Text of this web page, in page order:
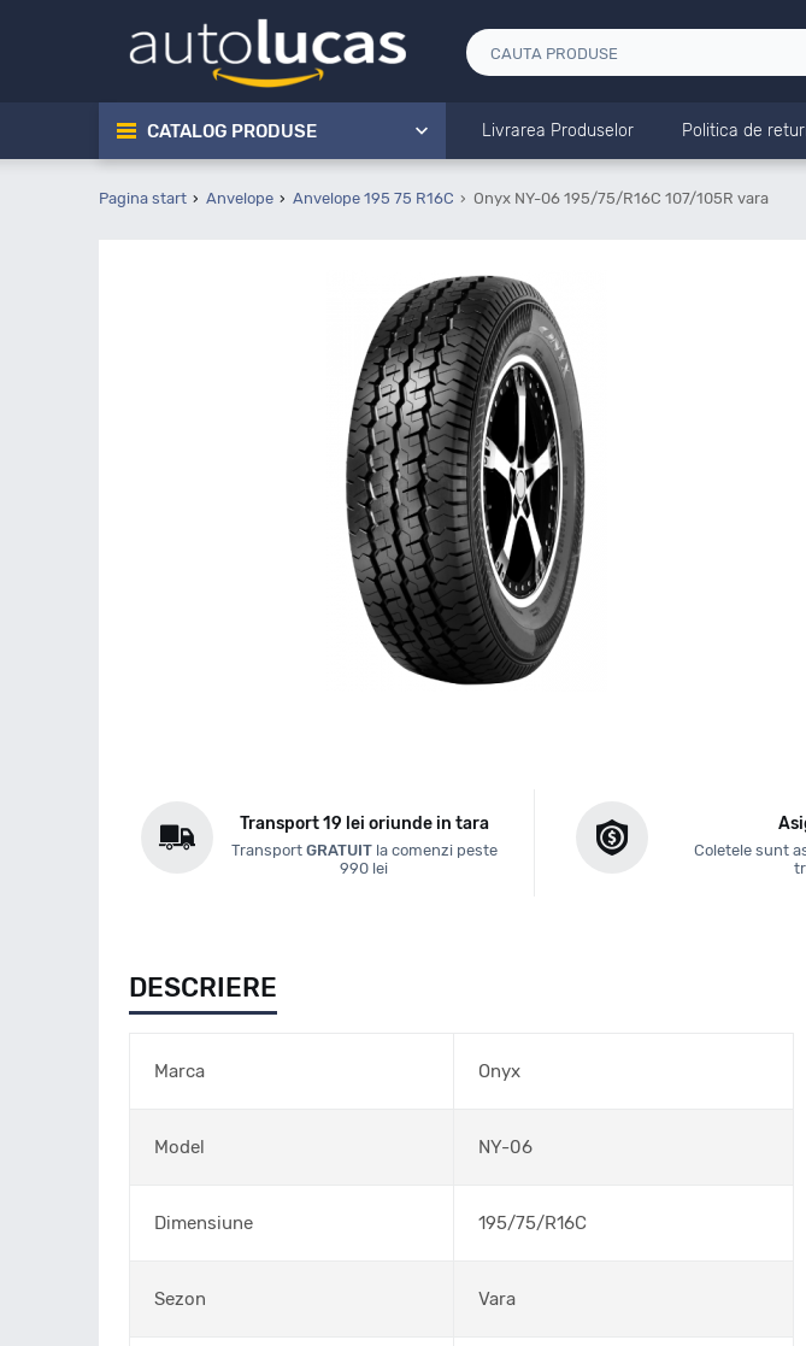
CATALOG PRODUSE Livrarea Produselor Politica de
Pagina start Anvelope Anvelope 195 75 R16C Onyx NY-06 195/75/R16C 107/105R vara
Transport 19 lei oriunde in tara
Transport GRATUITla comenzi peste
990 lei
Coletele sunt
DESCRIERE
Marca Onyx
Model NY-06
Dimensiune 195/75/R16C
Sezon Vara